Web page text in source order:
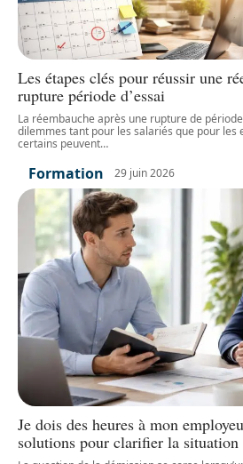
Les étapes clés pour réussir une
rupture période d’essai
La réembauche après une rupture de
dilemmes tant pour les salariés que pour les
certains peuvent…
Formation 29 juin 2026
Je dois des heures à mon
solutions pour clarifier la situation